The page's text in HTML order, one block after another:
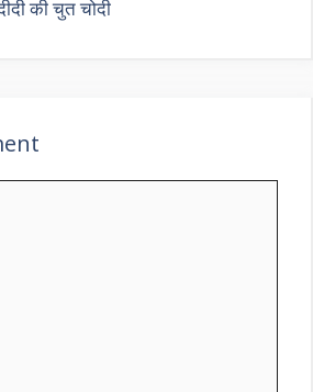
की चुत चोदी